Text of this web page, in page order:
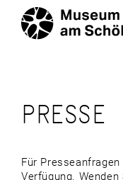
Inhalt
springen
PRESSE
Für
Verfügung.